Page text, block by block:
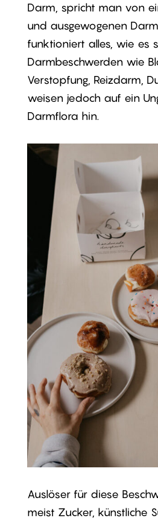
Darm, spricht man von
und ausgewogenen
funktioniert alles, wie es
Darmbeschwerden wie
Verstopfung, Reizdarm,
weisen jedoch auf ein
Darmflora hin.
Auslöser für diese
meist Zucker, künstliche